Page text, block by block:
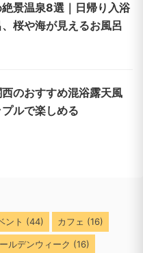
景温泉8選｜日帰り入浴
桜や海が見えるお風呂
西のおすすめ混浴露天風
ルで楽しめる
ント (44) カフェ (16)
ルデンウィーク (16)